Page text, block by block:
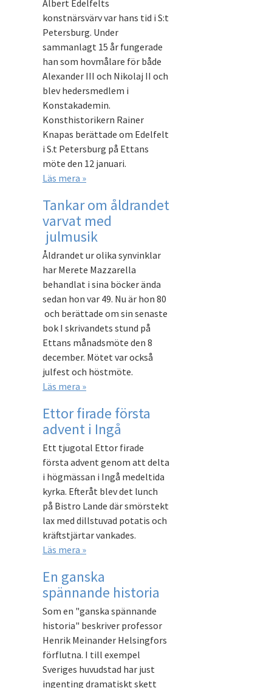
Albert Edelfelts
konstnärsvärv var hans tid i S:t
Petersburg. Under
sammanlagt 15 år fungerade
han som hovmålare för både
Alexander III och Nikolaj II och
blev hedersmedlem i
Konstakademin.
Konsthistorikern Rainer
Knapas berättade om Edelfelt
i S.t Petersburg på Ettans
möte den 12 januari.
Läs mera »
Tankar om åldrandet
varvat med
julmusik
Åldrandet ur olika synvinklar
har Merete Mazzarella
behandlat i sina böcker ända
sedan hon var 49. Nu är hon 80
och berättade om sin senaste
bok I skrivandets stund på
Ettans månadsmöte den 8
december. Mötet var också
julfest och höstmöte.
Läs mera »
Ettor firade första
advent i Ingå
Ett tjugotal Ettor firade
första advent genom att delta
i högmässan i Ingå medeltida
kyrka. Efteråt blev det lunch
på Bistro Lande där smörstekt
lax med dillstuvad potatis och
kräftstjärtar vankades.
Läs mera »
En ganska
spännande historia
Som en "ganska spännande
historia" beskriver professor
Henrik Meinander Helsingfors
förflutna. I till exempel
Sveriges huvudstad har just
ingenting dramatiskt skett